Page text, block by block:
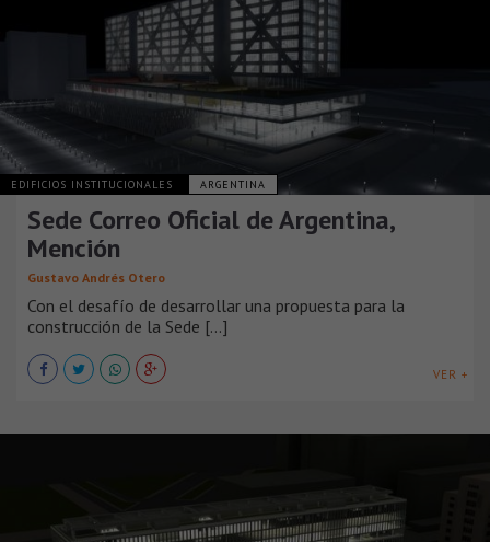
EDIFICIOS INSTITUCIONALES ARGENTINA
Sede Correo Oficial de Argentina,
Mención
Gustavo Andrés Otero
Con el desafío de desarrollar una propuesta para la
construcción de la Sede [...]
VER +